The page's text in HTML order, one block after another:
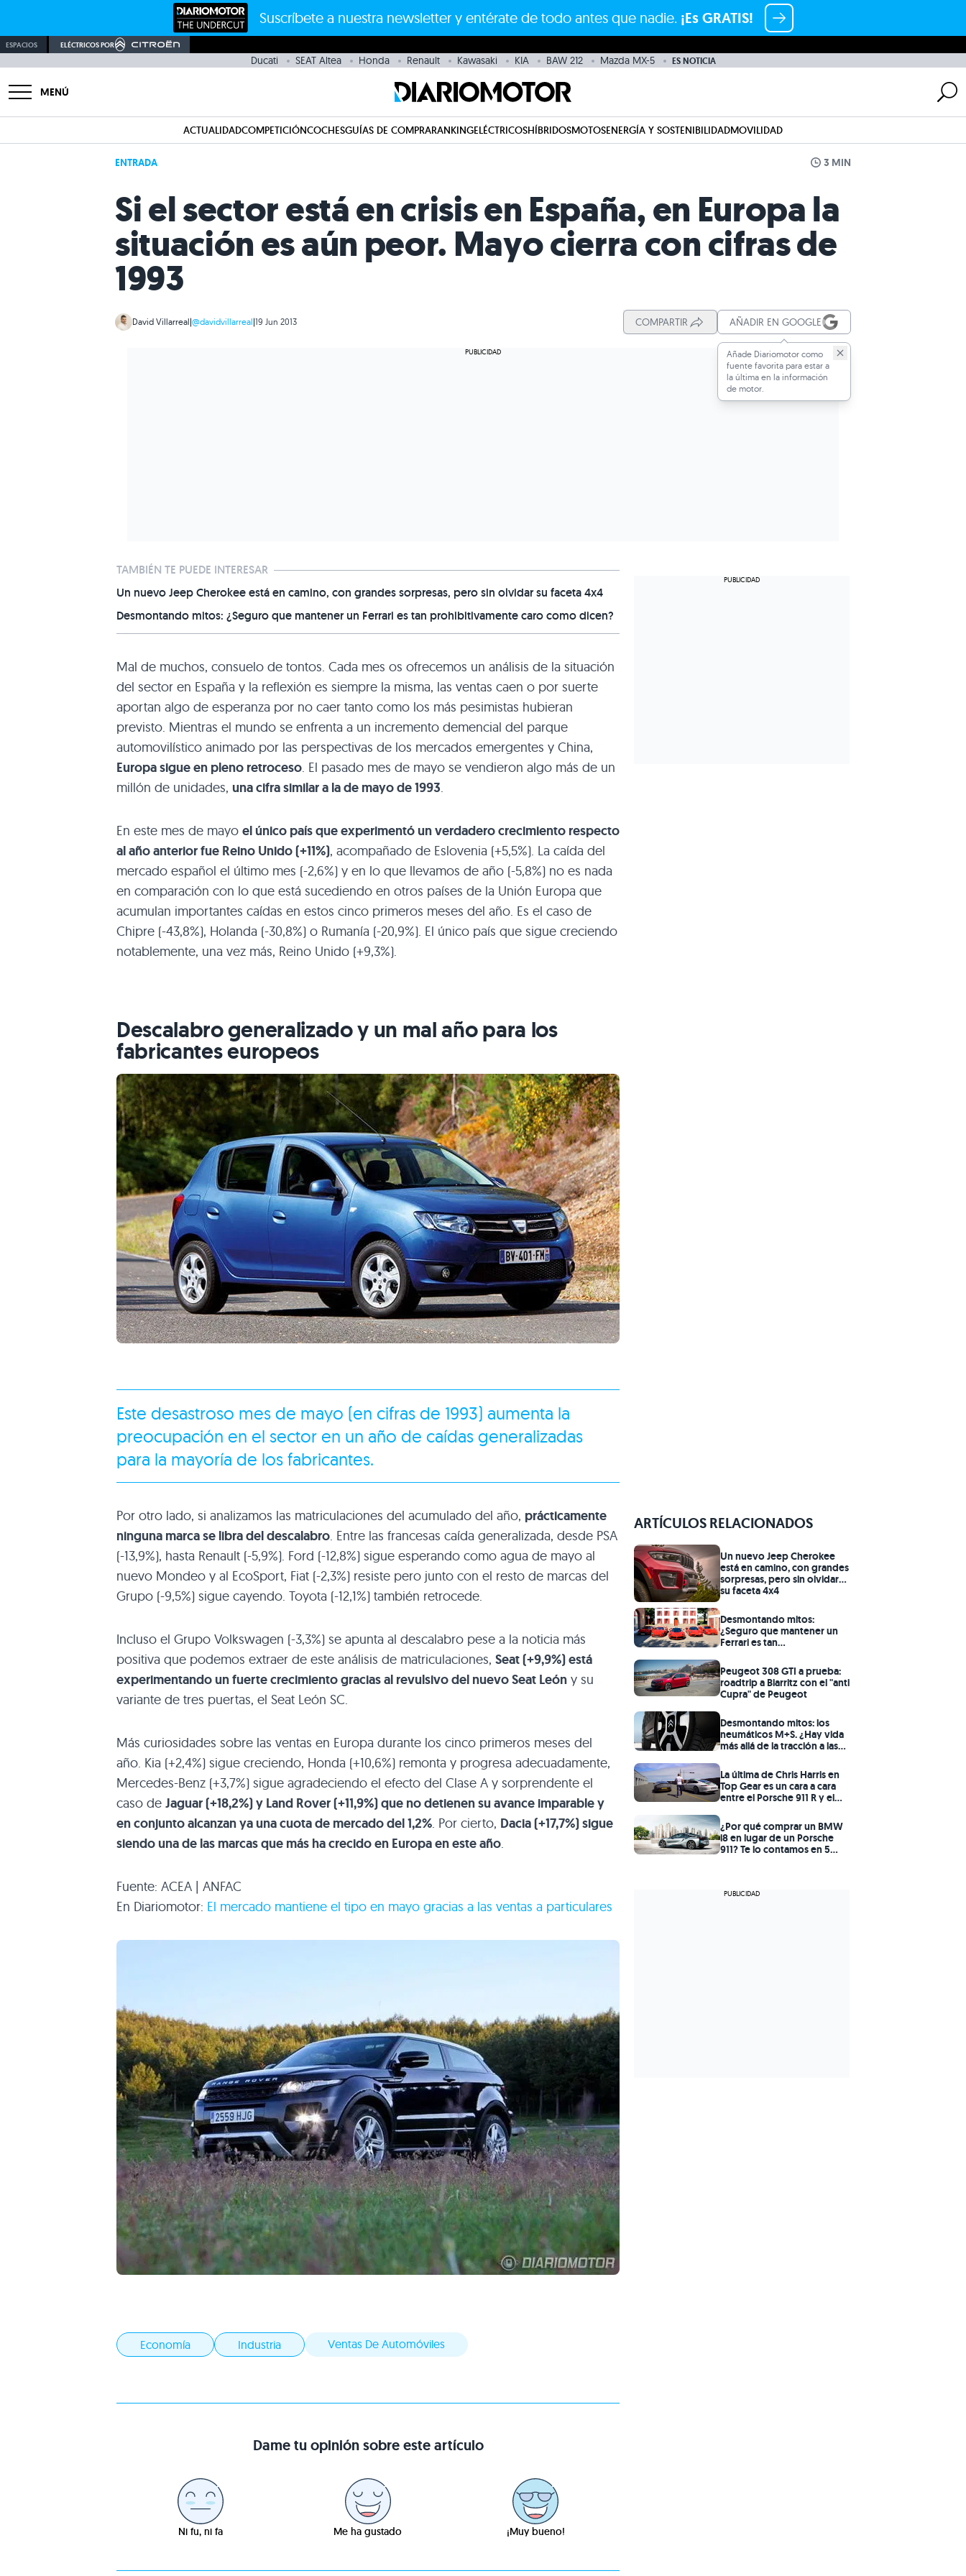
Suscríbete a nuestra newsletter y entérate de todo antes que nadie. ¡Es GRATIS!
ESPACIOS ELÉCTRICOS POR
Ducati SEAT Altea Honda Renault Kawasaki KIA BAW 212 Mazda MX-5 ES NOTICIA
MENÚ
ACTUALIDADCOMPETICIÓNCOCHESGUÍAS DE COMPRARANKINGELÉCTRICOSHÍBRIDOSMOTOSENERGÍA Y SOSTENIBILIDADMOVILIDAD
ENTRADA 3 MIN
Si el sector está en crisis en España, en Europa la
situación es aún peor. Mayo cierra con cifras de
1993
David Villarreal|@davidvillarreal|19 Jun 2013 COMPARTIR AÑADIR EN GOOGLE
Añade Diariomotor como
fuente favorita para estar a
la última en la información
de motor.
TAMBIÉN TE PUEDE INTERESAR
Un nuevo Jeep Cherokee está en camino, con grandes sorpresas, pero sin olvidar su faceta 4x4
Desmontando mitos: ¿Seguro que mantener un Ferrari es tan prohibitivamente caro como dicen?
Mal de muchos, consuelo de tontos. Cada mes os ofrecemos un análisis de la situación
del sector en España y la reflexión es siempre la misma, las ventas caen o por suerte
aportan algo de esperanza por no caer tanto como los más pesimistas hubieran
previsto. Mientras el mundo se enfrenta a un incremento demencial del parque
automovilístico animado por las perspectivas de los mercados emergentes y China,
Europa sigue en pleno retroceso. El pasado mes de mayo se vendieron algo más de un
millón de unidades, una cifra similar a la de mayo de 1993.
En este mes de mayo el único país que experimentó un verdadero crecimiento respecto
al año anterior fue Reino Unido (+11%), acompañado de Eslovenia (+5,5%). La caída del
mercado español el último mes (-2,6%) y en lo que llevamos de año (-5,8%) no es nada
en comparación con lo que está sucediendo en otros países de la Unión Europa que
acumulan importantes caídas en estos cinco primeros meses del año. Es el caso de
Chipre (-43,8%), Holanda (-30,8%) o Rumanía (-20,9%). El único país que sigue creciendo
notablemente, una vez más, Reino Unido (+9,3%).
Descalabro generalizado y un mal año para los
fabricantes europeos
Este desastroso mes de mayo (en cifras de 1993) aumenta la
preocupación en el sector en un año de caídas generalizadas
para la mayoría de los fabricantes.
Por otro lado, si analizamos las matriculaciones del acumulado del año, prácticamente
ninguna marca se libra del descalabro. Entre las francesas caída generalizada, desde PSA
(-13,9%), hasta Renault (-5,9%). Ford (-12,8%) sigue esperando como agua de mayo al
nuevo Mondeo y al EcoSport, Fiat (-2,3%) resiste pero junto con el resto de marcas del
Grupo (-9,5%) sigue cayendo. Toyota (-12,1%) también retrocede.
Incluso el Grupo Volkswagen (-3,3%) se apunta al descalabro pese a la noticia más
positiva que podemos extraer de este análisis de matriculaciones, Seat (+9,9%) está
experimentando un fuerte crecimiento gracias al revulsivo del nuevo Seat León y su
variante de tres puertas, el Seat León SC.
Más curiosidades sobre las ventas en Europa durante los cinco primeros meses del
año. Kia (+2,4%) sigue creciendo, Honda (+10,6%) remonta y progresa adecuadamente,
Mercedes-Benz (+3,7%) sigue agradeciendo el efecto del Clase A y sorprendente el
caso de Jaguar (+18,2%) y Land Rover (+11,9%) que no detienen su avance imparable y
en conjunto alcanzan ya una cuota de mercado del 1,2%. Por cierto, Dacia (+17,7%) sigue
siendo una de las marcas que más ha crecido en Europa en este año.
Fuente: ACEA | ANFAC
En Diariomotor: El mercado mantiene el tipo en mayo gracias a las ventas a particulares
Economía Industria Ventas De Automóviles
Dame tu opinión sobre este artículo
Ni fu, ni fa Me ha gustado ¡Muy bueno!
ARTÍCULOS RELACIONADOS
Un nuevo Jeep Cherokee
está en camino, con grandes
sorpresas, pero sin olvidar
su faceta 4x4
Desmontando mitos:
¿Seguro que mantener un
Ferrari es tan
como dicen?
Peugeot 308 GTI a prueba:
roadtrip a Biarritz con el "anti
Cupra" de Peugeot
Desmontando mitos: los
neumáticos M+S. ¿Hay vida
más allá de la tracción a las
La última de Chris Harris en
Top Gear es un cara a cara
entre el Porsche 911 R y el
¿Por qué comprar un BMW
i8 en lugar de un Porsche
911? Te lo contamos en 5